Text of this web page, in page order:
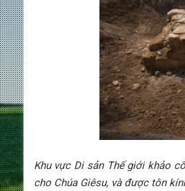
Khu vực Di sản Thế giới khảo
cho Chúa Giêsu, và được tôn